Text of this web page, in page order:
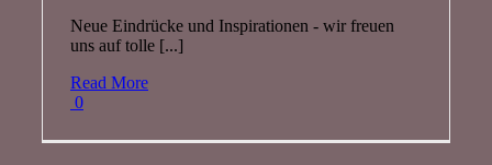
Neue Eindrücke und Inspirationen - wir freuen
uns auf tolle [...]
Read More
0